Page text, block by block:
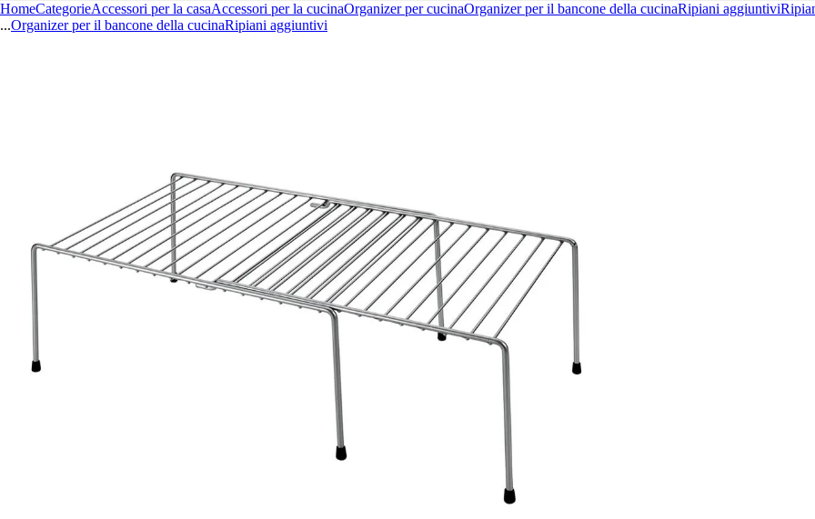
HomeCategorieAccessori per la casaAccessori per la cucinaOrganizer per cucinaOrganizer per il bancone della cucinaRipiani aggiuntivi
...Organizer per il bancone della cucinaRipiani aggiuntivi